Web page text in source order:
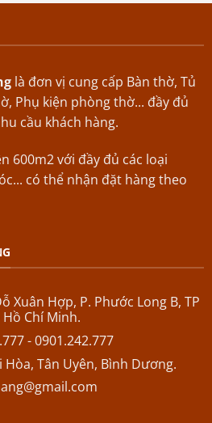
là đơn vị cung cấp Bàn thờ, Tủ
Phụ kiện phòng thờ... đầy đủ
cầu khách hàng.
600m2 với đầy đủ các loại
có thể nhận đặt hàng theo
Xuân Hợp, P. Phước Long B, TP
Chí Minh.
- 0901.242.777
Tân Uyên, Bình Dương.